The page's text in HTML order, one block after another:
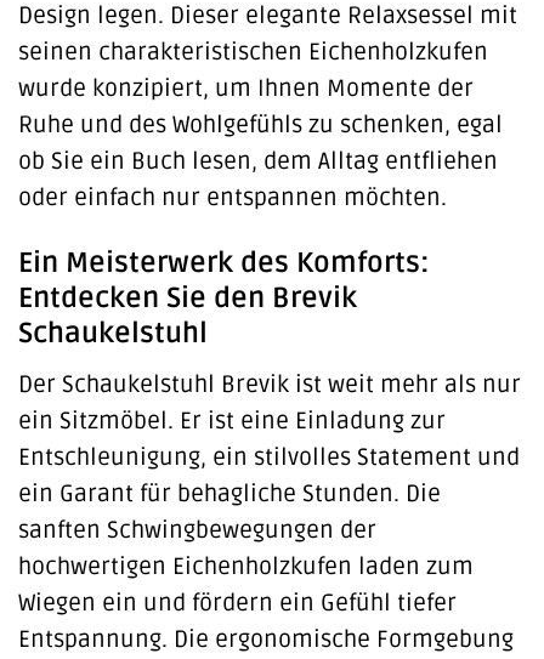
Design legen. Dieser elegante Relaxsessel mit
seinen charakteristischen Eichenholzkufen
wurde konzipiert, um Ihnen Momente der
Ruhe und des Wohlgefühls zu schenken, egal
ob Sie ein Buch lesen, dem Alltag entfliehen
oder einfach nur entspannen möchten.
Ein Meisterwerk des Komforts:
Entdecken Sie den Brevik
Schaukelstuhl
Der Schaukelstuhl Brevik ist weit mehr als nur
ein Sitzmöbel. Er ist eine Einladung zur
Entschleunigung, ein stilvolles Statement und
ein Garant für behagliche Stunden. Die
sanften Schwingbewegungen der
hochwertigen Eichenholzkufen laden zum
Wiegen ein und fördern ein Gefühl tiefer
Entspannung. Die ergonomische Formgebung